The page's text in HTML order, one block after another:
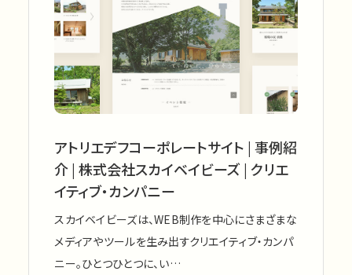
アトリエデフコーポレートサイト | 事例紹
介 | 株式会社スカイベイビーズ | クリエ
イティブ・カンパニー
スカイベイビーズは、WEB制作を中心にさまざまな
メディアやツールを生み出すクリエイティブ・カンパ
ニー。ひとつひとつに、い…